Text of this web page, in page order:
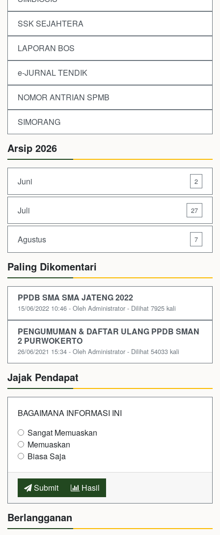
SSK SEJAHTERA
LAPORAN BOS
e-JURNAL TENDIK
NOMOR ANTRIAN SPMB
SIMORANG
Arsip 2026
Juni 2
Juli 27
Agustus 7
Paling Dikomentari
PPDB SMA SMA JATENG 2022
15/06/2022 10:46 - Oleh Administrator - Dilihat 7925 kali
PENGUMUMAN & DAFTAR ULANG PPDB SMAN
2 PURWOKERTO
26/06/2021 15:34 - Oleh Administrator - Dilihat 54033 kali
Jajak Pendapat
BAGAIMANA INFORMASI INI
Sangat Memuaskan
Memuaskan
Biasa Saja
Submit Hasil
Berlangganan